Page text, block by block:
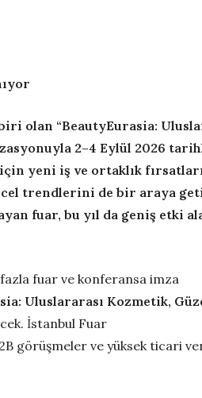
olan “BeautyEurasia:
2–4 Eylül 2026
yeni iş ve ortaklık fır
trendlerini de bir araya
fuar, bu yıl da geniş etki
fuar ve konferansa imza
: Uluslararası Kozmetik,
İstanbul Fuar
görüşmeler ve yüksek ticari